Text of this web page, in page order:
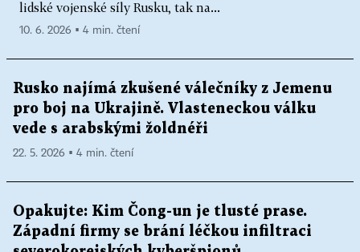
lidské vojenské síly Rusku, tak na...
10. 6. 2026 ▪ 4 min. čtení
Rusko najímá zkušené válečníky z Jemenu
pro boj na Ukrajině. Vlasteneckou válku
vede s arabskými žoldnéři
22. 5. 2026 ▪ 4 min. čtení
Opakujte: Kim Čong-un je tlusté prase.
Západní firmy se brání léčkou infiltraci